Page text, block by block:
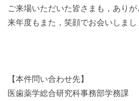
ご来場いただいた皆さまも，ありが
来年度もまた，笑顔でお会いしまし
【本件問い合わせ先】
医歯薬学総合研究科事務部学務課